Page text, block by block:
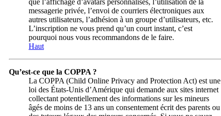
que l’affichage d’avatars personnalisés, l’utilisation de la
messagerie privée, l’envoi de courriers électroniques aux
autres utilisateurs, l’adhésion à un groupe d’utilisateurs, etc.
L’inscription ne vous prend qu’un court instant, c’est
pourquoi nous vous recommandons de le faire.
Haut
Qu’est-ce que la COPPA ?
La COPPA (Child Online Privacy and Protection Act) est une
loi des États-Unis d’Amérique qui demande aux sites internet
collectant potentiellement des informations sur les mineurs
âgés de moins de 13 ans un consentement écrit des parents ou